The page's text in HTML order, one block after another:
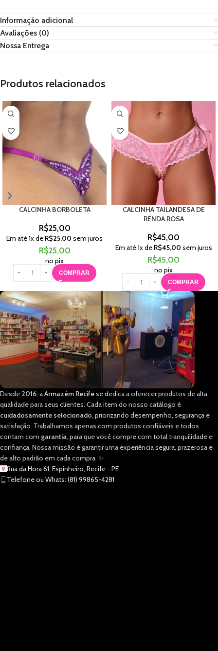
Informação adicional
Avaliações (0)
Nossa Entrega
Produtos relacionados
CALCINHA BORBOLETA
R$25,00
Em até1x de R$25,00 sem juros
R$25,00
no pix
COMPRAR
CALCINHA TAILANDESA DE
RENDA ROSA
R$45,00
Em até1x de R$45,00 sem juros
R$45,00
no pix
COMPRAR
Desde 2016, aArmazém Recifese dedica a oferecer produtos de alta
qualidade para seus clientes. Cada item do nosso catálogo é
cuidadosamente selecionado, priorizando desempenho, segurança e
satisfação. Trabalhamos apenas com produtos confiáveis e todos
contam com garantia, para que você compre com total tranquilidade e
confiança. Nossa missão é garantir uma experiência segura, prazerosa e
de alto padrão em cada compra. ✨
Rua da Hora 61, Espinheiro, Recife - PE
Telefone ou Whats: (81) 99865-4281